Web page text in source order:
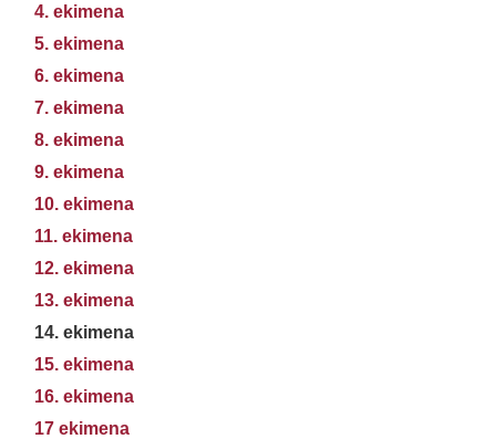
4. ekimena
5. ekimena
6. ekimena
7. ekimena
8. ekimena
9. ekimena
10. ekimena
11. ekimena
12. ekimena
13. ekimena
14. ekimena
15. ekimena
16. ekimena
17 ekimena